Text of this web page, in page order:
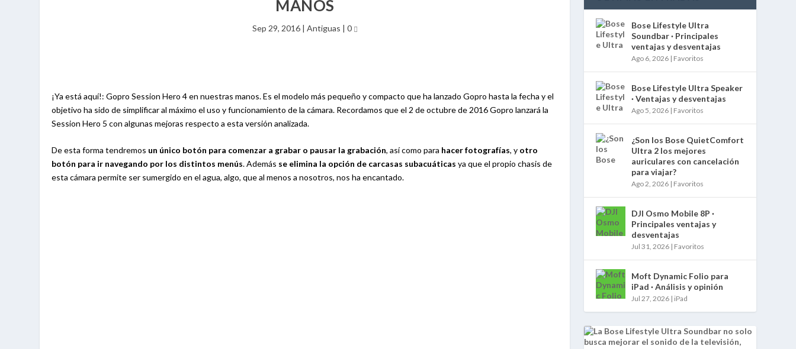
MANOS
Sep 29, 2016| Antiguas | 0
¡Ya está aquí!: Gopro Session Hero 4 en nuestras manos. Es el modelo más pequeño y compacto que ha lanzado Gopro hasta la fecha y el
objetivo ha sido de simplificar al máximo el uso y funcionamiento de la cámara. Recordamos que el 2 de octubre de 2016 Gopro lanzará la
Session Hero 5 con algunas mejoras respecto a esta versión analizada.
De esta forma tendremos un único botón para comenzar a grabar o pausar la grabación, así como para hacer fotografías, y otro
botón para ir navegando por los distintos menús. Además se elimina la opción de carcasas subacuáticas ya que el propio chasis de
esta cámara permite ser sumergido en el agua, algo, que al menos a nosotros, nos ha encantado.
Bose Lifestyle Ultra
Soundbar · Principales
ventajas y desventajas
Ago 6, 2026 | Favoritos
Bose Lifestyle Ultra Speaker
· Ventajas y desventajas
Ago 5, 2026 | Favoritos
¿Son los Bose QuietComfort
Ultra 2 los mejores
auriculares con cancelación
para viajar?
Ago 2, 2026 | Favoritos
DJI Osmo Mobile 8P ·
Principales ventajas y
desventajas
Jul 31, 2026 | Favoritos
Moft Dynamic Folio para
iPad · Análisis y opinión
Jul 27, 2026 | iPad